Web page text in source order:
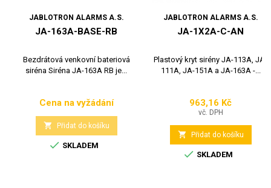
JABLOTRON ALARMS A.S.
JA-163A-BASE-RB
Bezdrátová venkovní bateriová
siréna Siréna JA-163A RB je...
Cena
Cena na vyžádání
 Přidat do košíku
 SKLADEM
JABLOTRON ALARMS A.S.
JA-1X2A-C-AN
Plastový kryt sirény JA-113A, JA-
111A, JA-151A a JA-163A -...
Cena
963,16 Kč
vč. DPH
 Přidat do košíku
 SKLADEM